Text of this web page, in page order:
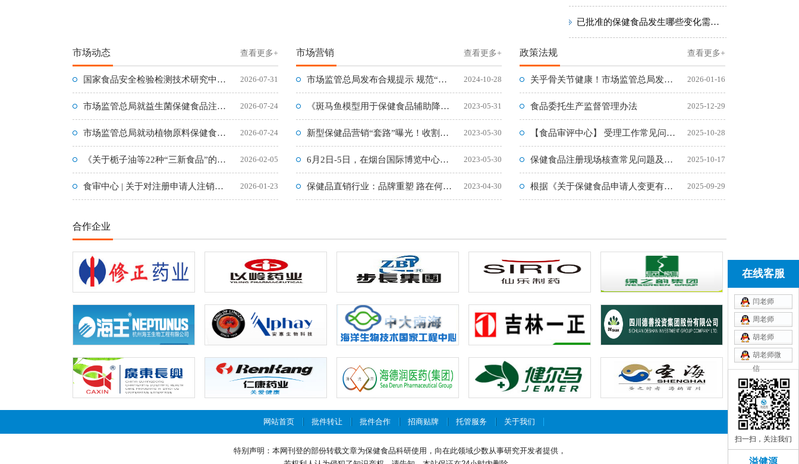
已批准的保健食品发生哪些变化需提出变更注册申请，如何提交材料？
市场动态 查看更多+
国家食品安全检验检测技术研究中心在京组建成立 2026-07-31
市场监管总局就益生菌保健食品注册备案新规征求意见 2026-07-24
市场监管总局就动植物原料保健食品注册申报新规公开征求意见 2026-07-24
《关于栀子油等22种“三新食品”的公告》（2026年第1号） 2026-02-05
食审中心 | 关于对注册申请人注销的24件保健食品终止行政许 2026-01-23
市场营销 查看更多+
市场监管总局发布合规提示 规范“双11”网络集中促销经营活动 2024-10-28
《斑马鱼模型用于保健食品辅助降血脂功能的筛查方法》标准问答 2023-05-31
新型保健品营销“套路”曝光！收割各阶层群体，特别是年轻人 2023-05-30
6月2日-5日，在烟台国际博览中心举办2023 RCEP区域 2023-05-30
保健品直销行业：品牌重塑 路在何方? 2023-04-30
政策法规 查看更多+
关乎骨关节健康！市场监管总局发布首个保健食品新功能 2026-01-16
食品委托生产监督管理办法 2025-12-29
【食品审评中心】 受理工作常见问题汇总 2025-10-28
保健食品注册现场核查常见问题及解答(一) 2025-10-17
根据《关于保健食品申请人变更有关问题的通知》（国食药监许〔2 2025-09-29
合作企业
在线客服
闫老师
周老师
胡老师
胡老师微
信
xiaoli0315
扫一扫，关注我们
溢健源
网站首页 批件转让 批件合作 招商贴牌 托管服务 关于我们
特别声明：本网刊登的部份转载文章为保健食品科研使用，向在此领域少数从事研究开发者提供，